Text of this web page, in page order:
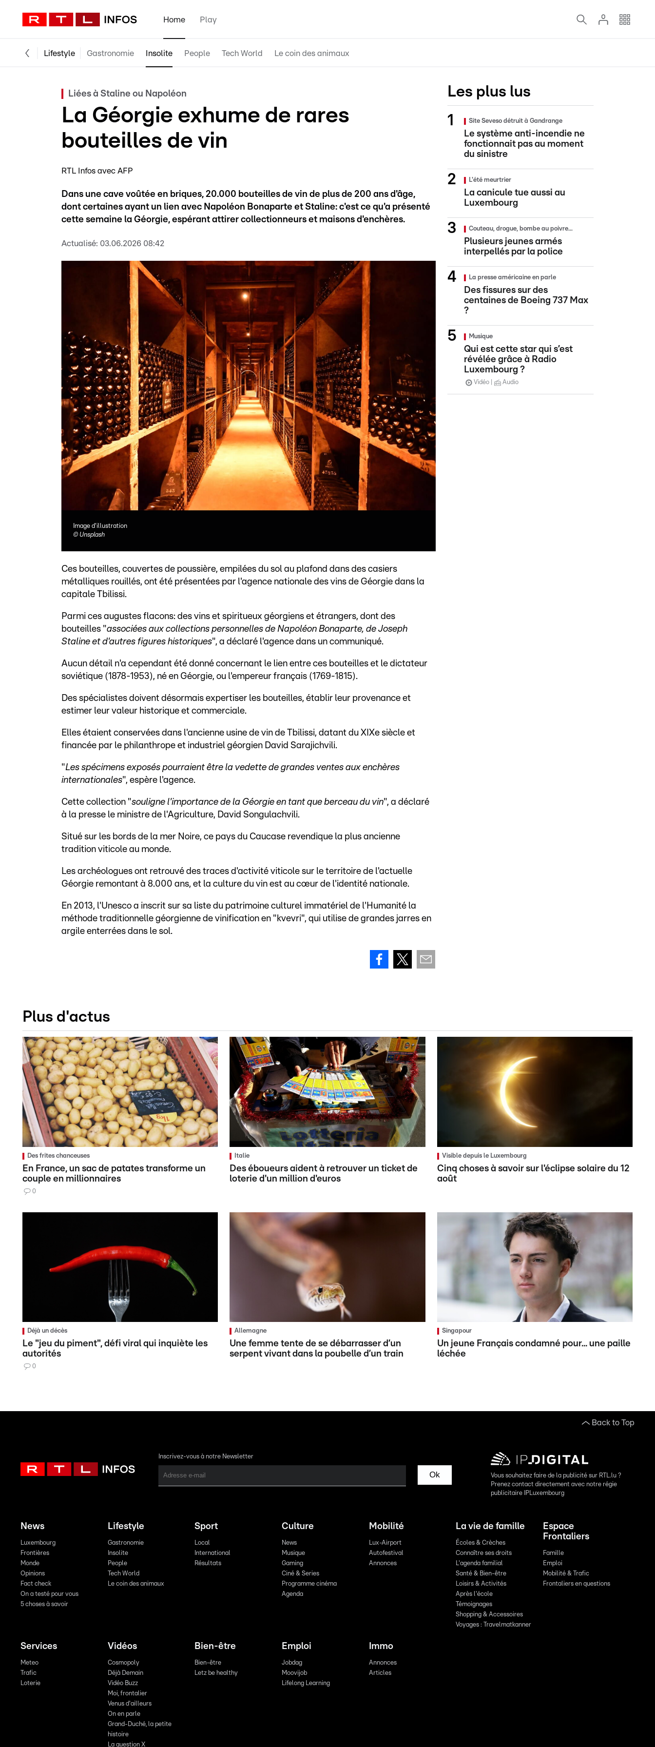
Home Play
Lifestyle Gastronomie Insolite People Tech World Le coin des animaux
Liées à Staline ou Napoléon
La Géorgie exhume de rares
bouteilles de vin
RTL Infos avec AFP
Dans une cave voûtée en briques, 20.000 bouteilles de vin de plus de 200 ans d'âge,
dont certaines ayant un lien avec Napoléon Bonaparte et Staline: c'est ce qu'a présenté
cette semaine la Géorgie, espérant attirer collectionneurs et maisons d'enchères.
Actualisé: 03.06.2026 08:42
Image d'illustration
© Unsplash
Ces bouteilles, couvertes de poussière, empilées du sol au plafond dans des casiers
métalliques rouillés, ont été présentées par l'agence nationale des vins de Géorgie dans la
capitale Tbilissi.
Parmi ces augustes flacons: des vins et spiritueux géorgiens et étrangers, dont des
bouteilles "associées aux collections personnelles de Napoléon Bonaparte, de Joseph
Staline et d'autres figures historiques", a déclaré l'agence dans un communiqué.
Aucun détail n'a cependant été donné concernant le lien entre ces bouteilles et le dictateur
soviétique (1878-1953), né en Géorgie, ou l'empereur français (1769-1815).
Des spécialistes doivent désormais expertiser les bouteilles, établir leur provenance et
estimer leur valeur historique et commerciale.
Elles étaient conservées dans l'ancienne usine de vin de Tbilissi, datant du XIXe siècle et
financée par le philanthrope et industriel géorgien David Sarajichvili.
"Les spécimens exposés pourraient être la vedette de grandes ventes aux enchères
internationales", espère l'agence.
Cette collection "souligne l'importance de la Géorgie en tant que berceau du vin", a déclaré
à la presse le ministre de l'Agriculture, David Songulachvili.
Situé sur les bords de la mer Noire, ce pays du Caucase revendique la plus ancienne
tradition viticole au monde.
Les archéologues ont retrouvé des traces d'activité viticole sur le territoire de l'actuelle
Géorgie remontant à 8.000 ans, et la culture du vin est au cœur de l'identité nationale.
En 2013, l'Unesco a inscrit sur sa liste du patrimoine culturel immatériel de l'Humanité la
méthode traditionnelle géorgienne de vinification en "kvevri", qui utilise de grandes jarres en
argile enterrées dans le sol.
Les plus lus
Site Seveso détruit à Gandrange
Le système anti-incendie ne
fonctionnait pas au moment
du sinistre
L'été meurtrier
La canicule tue aussi au
Luxembourg
Couteau, drogue, bombe au poivre...
Plusieurs jeunes armés
interpellés par la police
La presse américaine en parle
Des fissures sur des
centaines de Boeing 737 Max
?
Musique
Qui est cette star qui s’est
révélée grâce à Radio
Luxembourg ?
Vidéo Audio
Plus d'actus
Des frites chanceuses
En France, un sac de patates transforme un
couple en millionnaires
0
Italie
Des éboueurs aident à retrouver un ticket de
loterie d'un million d'euros
Visible depuis le Luxembourg
Cinq choses à savoir sur l'éclipse solaire du 12
août
Déjà un décès
Le "jeu du piment", défi viral qui inquiète les
autorités
0
Allemagne
Une femme tente de se débarrasser d’un
serpent vivant dans la poubelle d’un train
Singapour
Un jeune Français condamné pour... une paille
léchée
Back to Top
Inscrivez-vous à notre Newsletter
Ok
Vous souhaitez faire de la publicité sur RTL.lu ?
Prenez contact directement avec notre régie
publicitaire IPLuxembourg
News
Luxembourg
Frontières
Monde
Opinions
Fact check
On a testé pour vous
5 choses à savoir
Lifestyle
Gastronomie
Insolite
People
Tech World
Le coin des animaux
Sport
Local
International
Résultats
Culture
News
Musique
Gaming
Ciné & Series
Programme cinéma
Agenda
Mobilité
Lux-Airport
Autofestival
Annonces
La vie de famille
Écoles & Crèches
Connaître ses droits
L'agenda familial
Santé & Bien-être
Loisirs & Activités
Après l'école
Témoignages
Shopping & Accessoires
Voyages : Travelmatkanner
Espace
Frontaliers
Famille
Emploi
Mobilité & Trafic
Frontaliers en questions
Services
Meteo
Trafic
Loterie
Vidéos
Cosmopoly
Déjà Demain
Vidéo Buzz
Moi, frontalier
Venus d'ailleurs
On en parle
Grand-Duché, la petite
histoire
La question X
Bien-être
Bien-être
Letz be healthy
Emploi
Jobdag
Moovijob
Lifelong Learning
Immo
Annonces
Articles